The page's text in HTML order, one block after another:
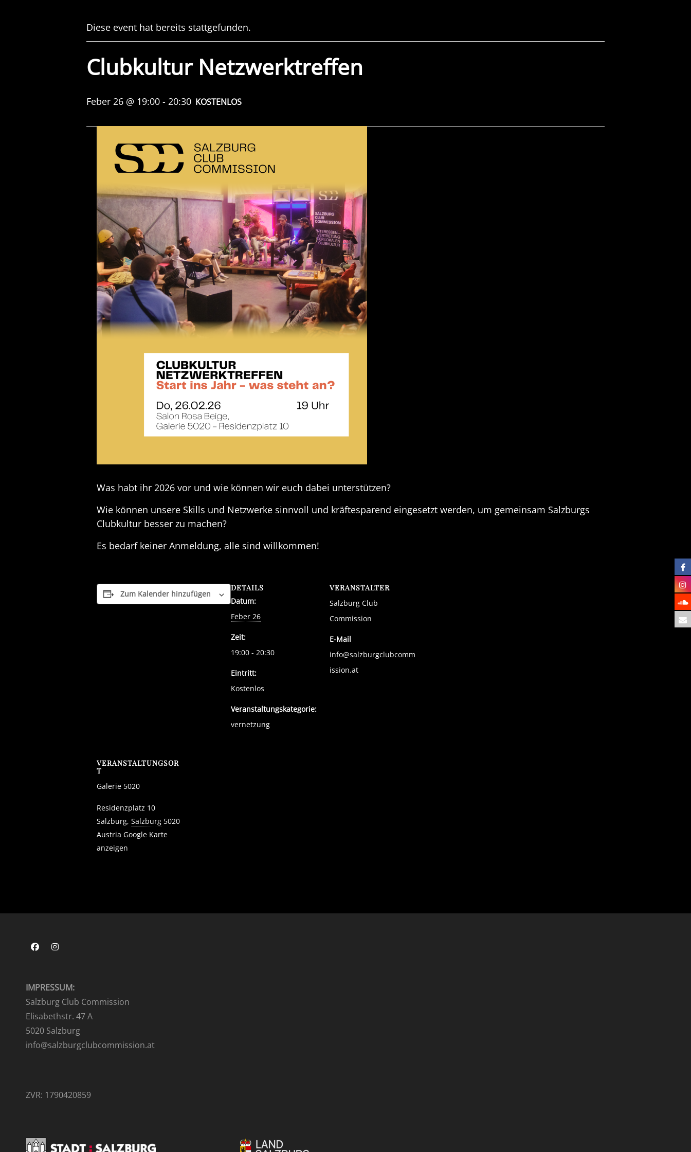
Diese event hat bereits stattgefunden.
Clubkultur Netzwerktreffen
Feber 26 @ 19:00 - 20:30 KOSTENLOS
Was habt ihr 2026 vor und wie können wir euch dabei unterstützen?
Wie können unsere Skills und Netzwerke sinnvoll und kräftesparend eingesetzt werden, um gemeinsam Salzburgs
Clubkultur besser zu machen?
Es bedarf keiner Anmeldung, alle sind willkommen!
Zum Kalender hinzufügen
DETAILS
Datum:
Feber 26
Zeit:
19:00 - 20:30
Eintritt:
Kostenlos
Veranstaltungskategorie:
vernetzung
VERANSTALTER
Salzburg Club
Commission
E-Mail
info@salzburgclubcomm
ission.at
VERANSTALTUNGSOR
T
Galerie 5020
Residenzplatz 10
Salzburg, Salzburg 5020
Austria Google Karte
anzeigen
FacebookInstagram
IMPRESSUM:
Salzburg Club Commission
Elisabethstr. 47 A
5020 Salzburg
info@salzburgclubcommission.at
ZVR: 1790420859